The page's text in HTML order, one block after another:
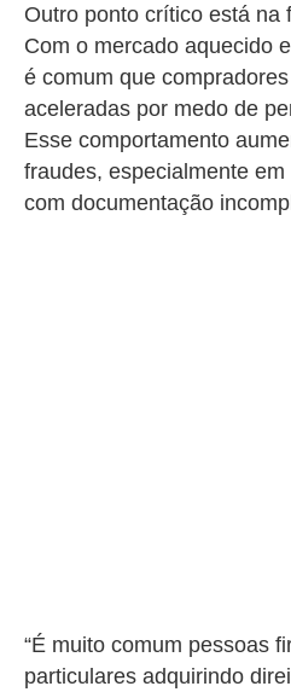
Outro ponto crítico está na
Com o mercado aquecido
é comum que
aceleradas por medo de
Esse comportamento
fraudes, especialmente
com documentação
“É muito comum pessoas
particulares adquirindo